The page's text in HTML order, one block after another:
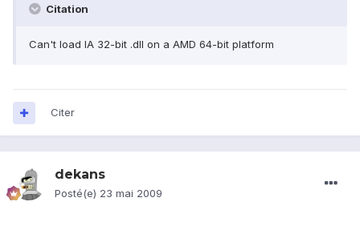
Citation
Can't load IA 32-bit .dll on a AMD 64-bit platform
Citer
dekans
Posté(e) 23 mai 2009